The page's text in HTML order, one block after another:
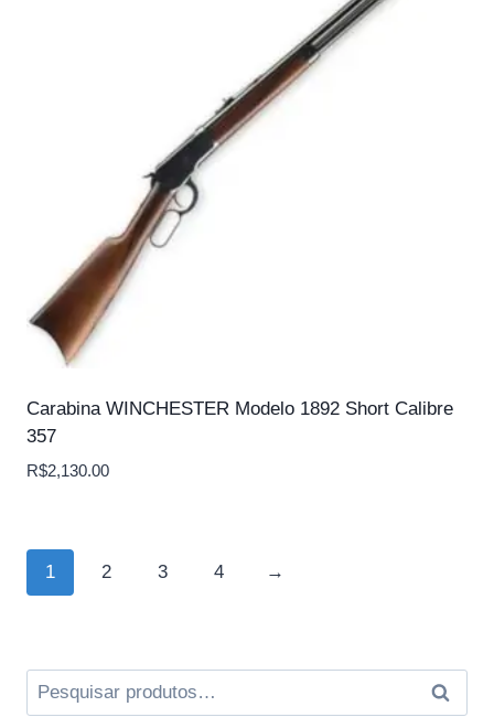
Carabina WINCHESTER Modelo 1892 Short Calibre
357
R$2,130.00
1 2 3 4 →
Pesquisar
por: